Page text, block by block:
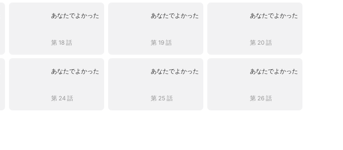
あなたでよかった
第 18 話
あなたでよかった
第 19 話
あなたでよかった
第 20 話
あなたでよかった
第 24 話
あなたでよかった
第 25 話
あなたでよかった
第 26 話